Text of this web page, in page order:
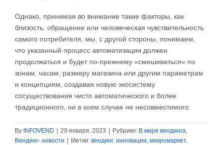
Однако, принимая во внимание такие факторы, как
близость, обращение или человеческая чувствительность
самого потребителя, мы, с другой стороны, понимаем,
что указанный процесс автоматизации должен
продолжаться и будет по-прежнему «смешиваться» по
зонам, часам, размеру магазина или другим параметрам
и концепциям, создавая новую экосистему
сосуществования чисто автоматического и более
традиционного, ни в коем случае не несовместимого.
By INFOVEND 29 января, 2023 Рубрики: В мире вендинга,
Вендинг- новости
Метки: вендинг, инновации, микромаркет,